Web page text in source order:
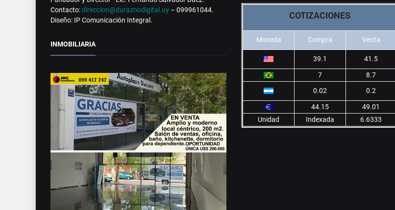
Contacto:direccion@duraznodigital.uy – 099961044.
Diseño: IP Comunicación Integral.
INMOBILIARIA
COTIZACIONES
Moneda Compra Venta
39.1 41.5
7
8.7
0.02
0.2
44.15
49.01
Unidad
Indexada 6.6333